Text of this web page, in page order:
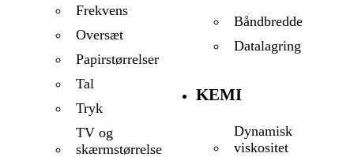
Frekvens
Oversæt
Papirstørrelser
Tal
Tryk
TV og
skærmstørrelse
Båndbredde
Datalagring
KEMI
Dynamisk
viskositet